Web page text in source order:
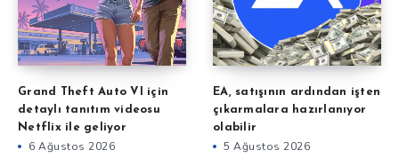
Grand Theft Auto VI için
detaylı tanıtım videosu
Netflix ile geliyor
6 Ağustos 2026
EA, satışının ardından işten
çıkarmalara hazırlanıyor
olabilir
5 Ağustos 2026